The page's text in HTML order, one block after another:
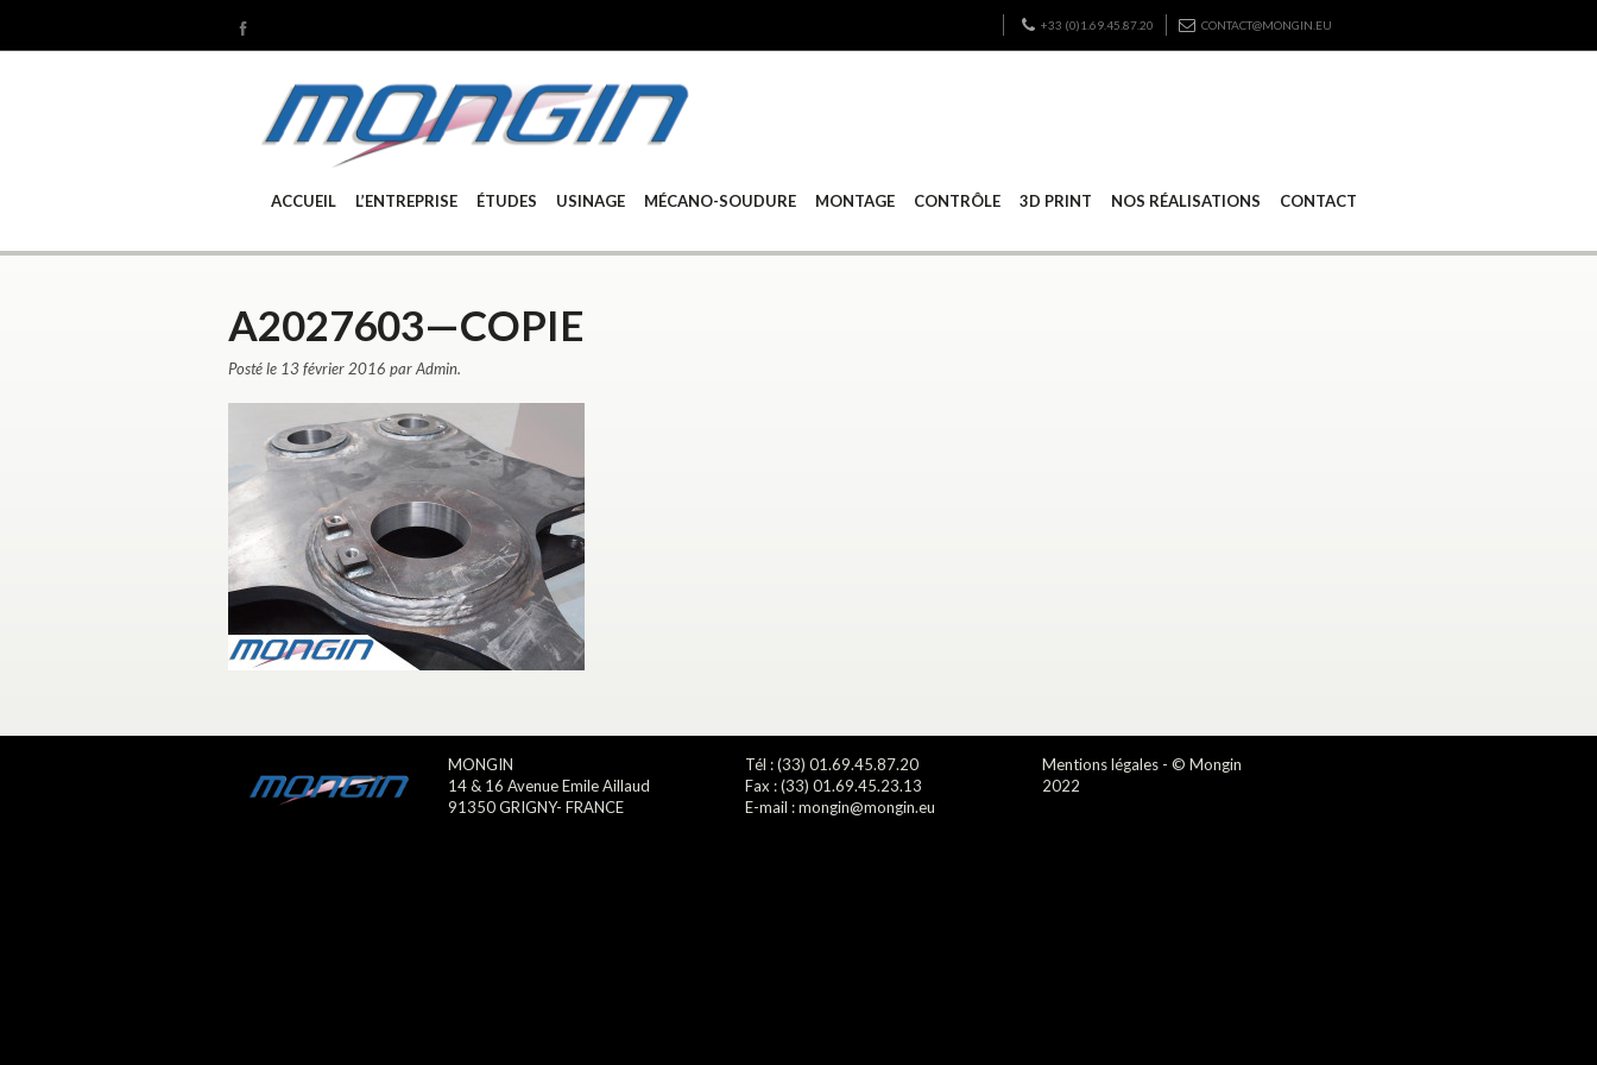
+33 (0)1.69.45.87.20 CONTACT@MONGIN.EU
ACCUEIL L’ENTREPRISE ÉTUDES USINAGE MÉCANO-SOUDURE MONTAGE CONTRÔLE 3D PRINT NOS RÉALISATIONS CONTACT
A2027603—COPIE
Posté le 13 février 2016 par Admin.
MONGIN
14 & 16 Avenue Emile Aillaud
91350 GRIGNY- FRANCE
Tél : (33) 01.69.45.87.20
Fax : (33) 01.69.45.23.13
E-mail : mongin@mongin.eu
Mentions légales - © Mongin
2022